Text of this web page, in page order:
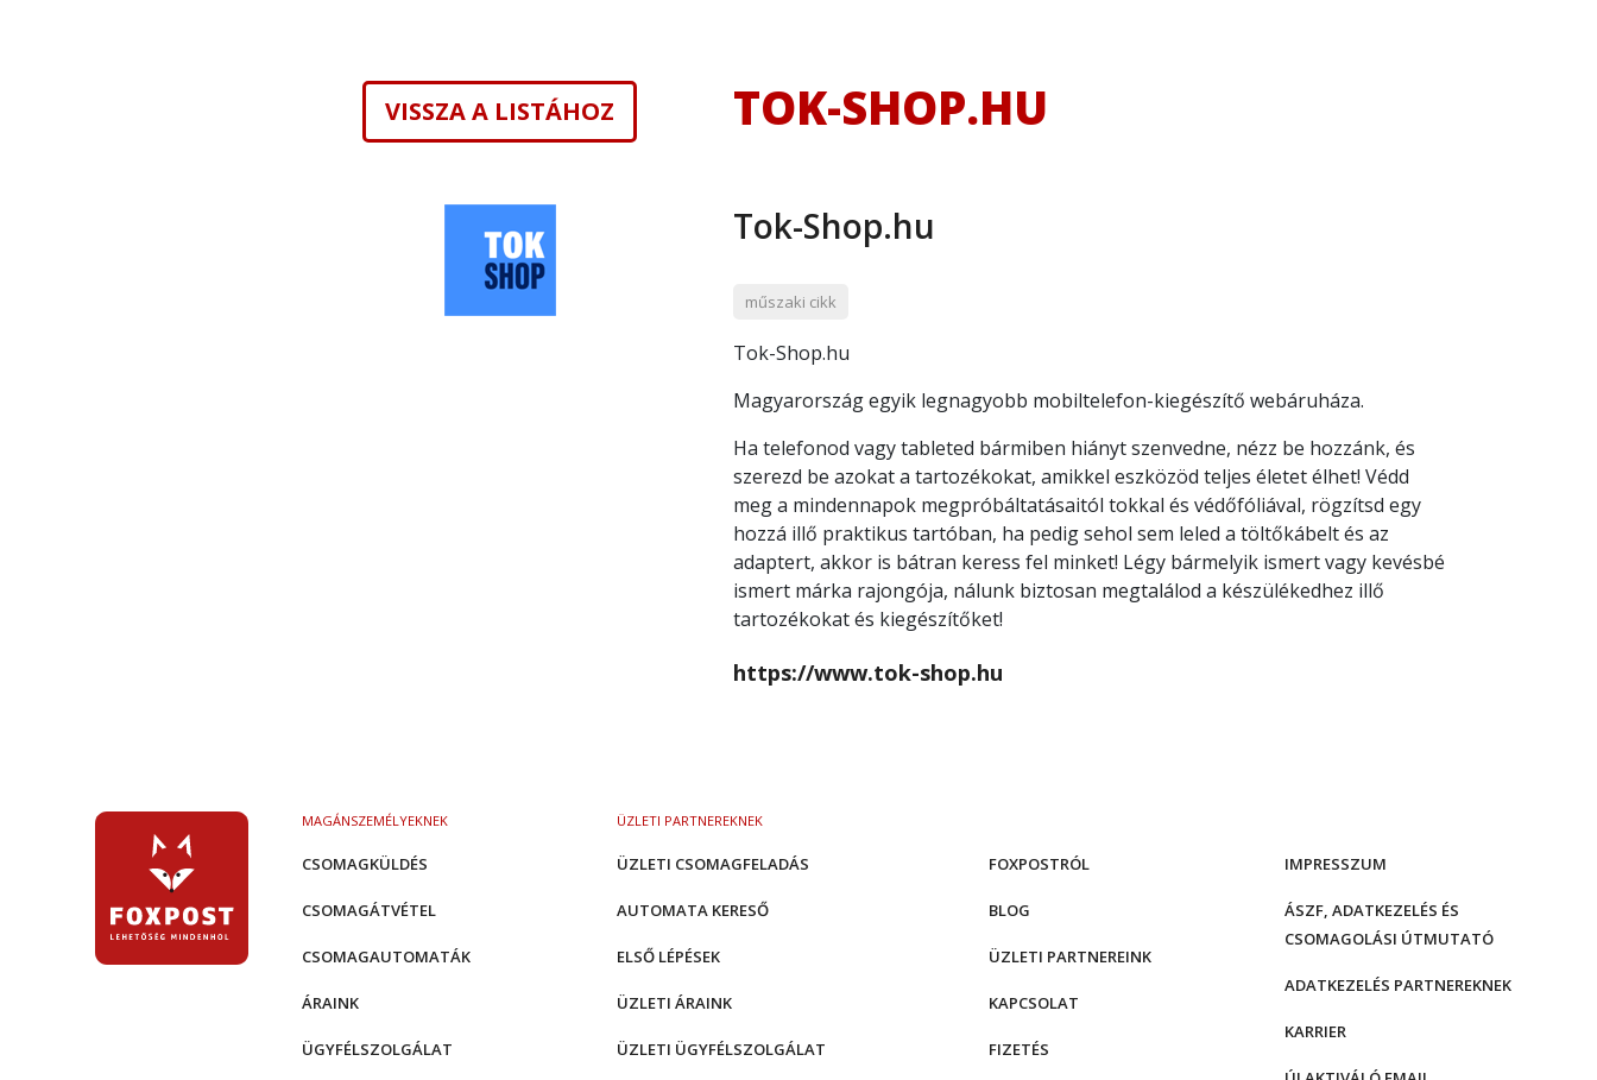
VISSZA A LISTÁHOZ TOK-SHOP.HU
Tok-Shop.hu
műszaki cikk
Tok-Shop.hu
Magyarország egyik legnagyobb mobiltelefon-kiegészítő webáruháza.
Ha telefonod vagy tableted bármiben hiányt szenvedne, nézz be hozzánk, és
szerezd be azokat a tartozékokat, amikkel eszközöd teljes életet élhet! Védd
meg a mindennapok megpróbáltatásaitól tokkal és védőfóliával, rögzítsd egy
hozzá illő praktikus tartóban, ha pedig sehol sem leled a töltőkábelt és az
adaptert, akkor is bátran keress fel minket! Légy bármelyik ismert vagy kevésbé
ismert márka rajongója, nálunk biztosan megtalálod a készülékedhez illő
tartozékokat és kiegészítőket!
https://www.tok-shop.hu
MAGÁNSZEMÉLYEKNEK
CSOMAGKÜLDÉS
CSOMAGÁTVÉTEL
CSOMAGAUTOMATÁK
ÁRAINK
ÜGYFÉLSZOLGÁLAT
ÜZLETI PARTNEREKNEK
ÜZLETI CSOMAGFELADÁS
AUTOMATA KERESŐ
ELSŐ LÉPÉSEK
ÜZLETI ÁRAINK
ÜZLETI ÜGYFÉLSZOLGÁLAT
FOXPOSTRÓL
BLOG
ÜZLETI PARTNEREINK
KAPCSOLAT
FIZETÉS
IMPRESSZUM
ÁSZF, ADATKEZELÉS ÉS
CSOMAGOLÁSI ÚTMUTATÓ
ADATKEZELÉS PARTNEREKNEK
KARRIER